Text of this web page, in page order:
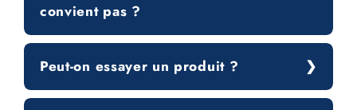
convient pas ?
Peut-on essayer un produit ?